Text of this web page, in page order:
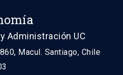
Administración UC
Macul. Santiago, Chile